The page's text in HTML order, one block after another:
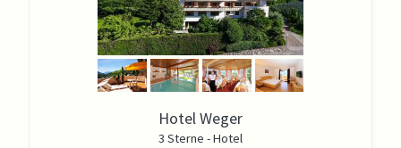
Hotel Weger
3 Sterne - Hotel